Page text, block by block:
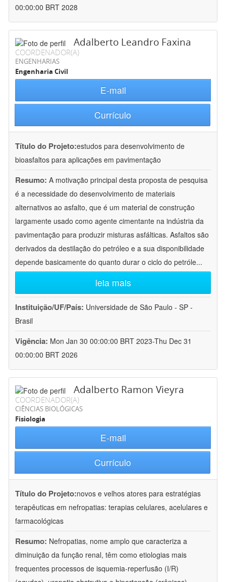
00:00:00 BRT 2028
Adalberto Leandro Faxina
COORDENADOR(A)
ENGENHARIAS
Engenharia Civil
E-mail
Currículo
Título do Projeto:estudos para desenvolvimento de
bioasfaltos para aplicações em pavimentação
Resumo: A motivação principal desta proposta de pesquisa
é a necessidade do desenvolvimento de materiais
alternativos ao asfalto, que é um material de construção
largamente usado como agente cimentante na indústria da
pavimentação para produzir misturas asfálticas. Asfaltos são
derivados da destilação do petróleo e a sua disponibilidade
depende basicamente do quanto durar o ciclo do petróle...
leia mais
Instituição/UF/País: Universidade de São Paulo - SP -
Brasil
Vigência: Mon Jan 30 00:00:00 BRT 2023-Thu Dec 31
00:00:00 BRT 2026
Adalberto Ramon Vieyra
COORDENADOR(A)
CIÊNCIAS BIOLÓGICAS
Fisiologia
E-mail
Currículo
Título do Projeto:novos e velhos atores para estratégias
terapêuticas em nefropatias: terapias celulares, acelulares e
farmacológicas
Resumo: Nefropatias, nome amplo que caracteriza a
diminuição da função renal, têm como etiologias mais
frequentes processos de isquemia-reperfusão (I/R)